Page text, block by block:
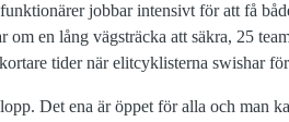
jobbar intensivt för att få
om en lång vägsträcka att säkra, 25
tider när elitcyklisterna swishar
Det ena är öppet för alla och man